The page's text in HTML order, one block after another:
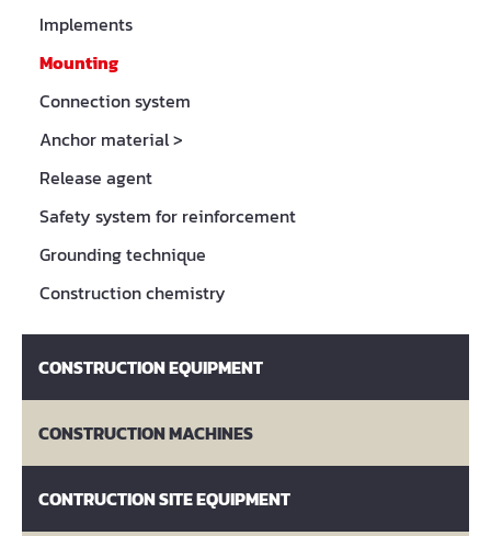
Implements
Mounting
Connection system
Anchor material>
Release agent
Safety system for reinforcement
Grounding technique
Construction chemistry
CONSTRUCTION EQUIPMENT
CONSTRUCTION MACHINES
CONTRUCTION SITE EQUIPMENT